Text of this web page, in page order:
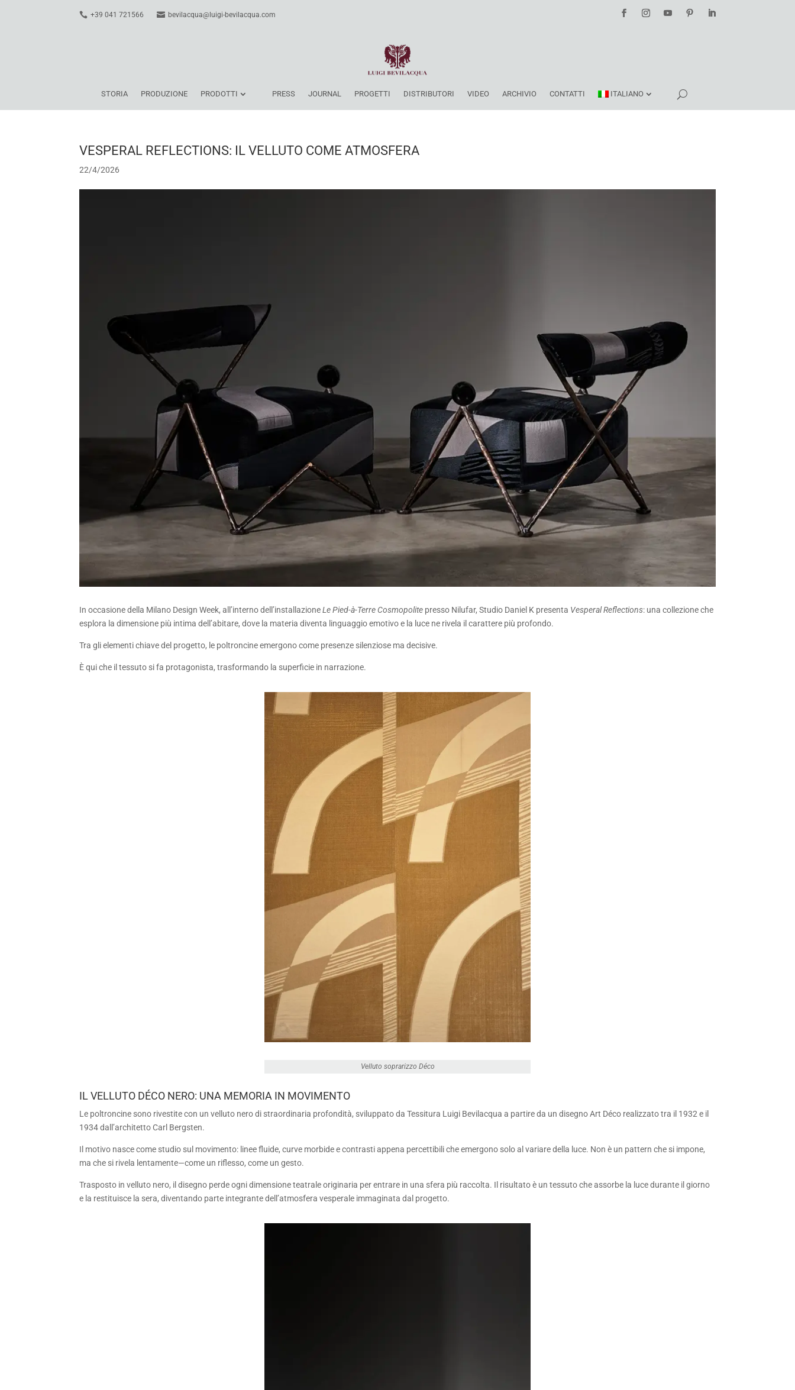
+39 041 721566 bevilacqua@luigi-bevilacqua.com
STORIA PRODUZIONE PRODOTTI PRESS JOURNAL PROGETTI DISTRIBUTORI VIDEO ARCHIVIO CONTATTI ITALIANO
VESPERAL REFLECTIONS: IL VELLUTO COME ATMOSFERA
22/4/2026
In occasione della Milano Design Week, all’interno dell’installazioneLe Pied-à-Terre Cosmopolite presso Nilufar, Studio Daniel K presenta Vesperal Reflections: una collezione che
esplora la dimensione più intima dell’abitare, dove la materia diventa linguaggio emotivo e la luce ne rivela il carattere più profondo.
Tra gli elementi chiave del progetto, le poltroncine emergono come presenze silenziose ma decisive.
È qui che il tessuto si fa protagonista, trasformando la superficie in narrazione.
Velluto soprarizzo Déco
IL VELLUTO DÉCO NERO: UNA MEMORIA IN MOVIMENTO
Le poltroncine sono rivestite con un velluto nero di straordinaria profondità, sviluppato da Tessitura Luigi Bevilacqua a partire da un disegno Art Déco realizzato tra il 1932 e il
1934 dall’architetto Carl Bergsten.
Il motivo nasce come studio sul movimento: linee fluide, curve morbide e contrasti appena percettibili che emergono solo al variare della luce. Non è un pattern che si impone,
ma che si rivela lentamente—come un riflesso, come un gesto.
Trasposto in velluto nero, il disegno perde ogni dimensione teatrale originaria per entrare in una sfera più raccolta. Il risultato è un tessuto che assorbe la luce durante il giorno
e la restituisce la sera, diventando parte integrante dell’atmosfera vesperale immaginata dal progetto.